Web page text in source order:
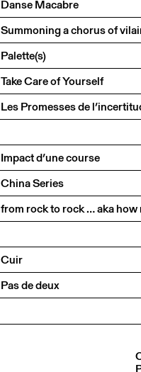
Danse Macabre
Summoning a chorus of
Palette(s)
Take Care of Yourself
Les Promesses de
Impact d’une course
China Series
from rock to rock … aka
Cuir
Pas de deux